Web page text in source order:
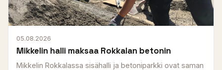
05.08.2026
Mikkelin halli maksaa Rokkalan betonin
Mikkelin Rokkalassa sisähalli ja betoniparkki ovat saman